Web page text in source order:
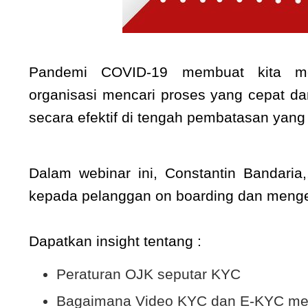
Pandemi COVID-19 membuat kita
organisasi mencari proses yang cepat
secara efektif di tengah pembatasan
Dalam webinar ini, Constantin
kepada pelanggan on boarding dan
Dapatkan insight tentang :
Peraturan OJK seputar KYC
Bagaimana Video KYC dan E-KYC